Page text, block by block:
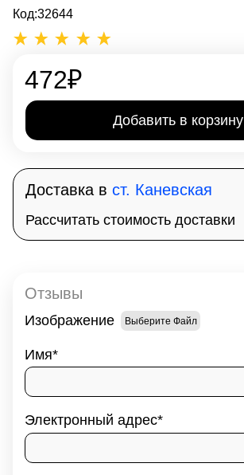
Код:32644
472₽
Добавить в корзину
Доставка в ст. Каневская
Рассчитать стоимость доставки
Отзывы
Изображение Выберите Файл
Имя
Электронный адрес